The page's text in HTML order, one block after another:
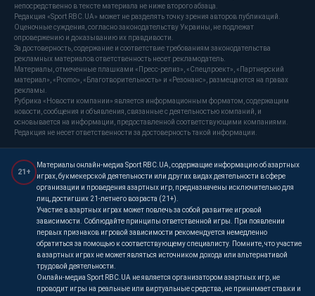
непосредственно в тексте материала не ниже второго абзаца.
Редакция «Sport RBC.UA» может не разделять точку зрения авторов публикаций.
Оценочные суждения, согласно законодательству Украины, не подлежат
опровержению и доказыванию их правдивости.
За достоверность, содержание и соответствие требованиям законодательства
рекламных материалов ответственность несет рекламодатель.
Материалы, отмеченные плашками «Пресс-релиз», «Спецпроект», «Партнерский
материал», «Promo», «Благотворительность» и «Резонанс», размещаются на правах
рекламы.
Рубрика «Новости компании» является информационным форматом, содержащим
новости, сообщения и объявления, связанные с деятельностью компаний, и
основывается на информации, предоставленной соответствующими компаниями.
Редакция не несет ответственности за достоверность такой информации.
21+
Материалы онлайн-медиа Sport RBC.UA, содержащие информацию об азартных
играх, букмекерской деятельности или других видах деятельности в сфере
организации и проведения азартных игр, предназначены исключительно для
лиц, достигших 21-летнего возраста (21+).
Участие в азартных играх может повлечь за собой развитие игровой
зависимости. Соблюдайте принципы ответственной игры. При появлении
первых признаков игровой зависимости рекомендуется немедленно
обратиться за помощью к соответствующему специалисту. Помните, что участие
в азартных играх не может являться источником дохода или альтернативой
трудовой деятельности.
Онлайн-медиа Sport RBC.UA не является организатором азартных игр, не
проводит игры на реальные или виртуальные средства, не принимает ставки и